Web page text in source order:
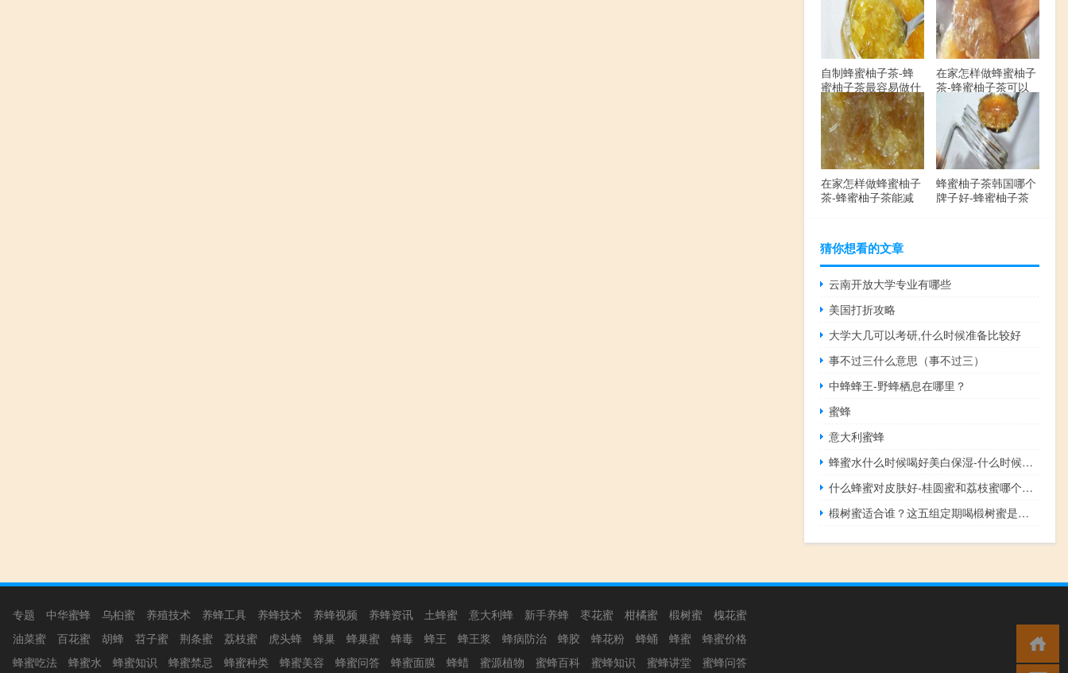
自制蜂蜜柚子茶-蜂
蜜柚子茶最容易做什
么？
在家怎样做蜂蜜柚子
茶-蜂蜜柚子茶可以
解酒吗？
在家怎样做蜂蜜柚子
茶-蜂蜜柚子茶能减
蜂蜜柚子茶韩国哪个
牌子好-蜂蜜柚子茶
猜你想看的文章
云南开放大学专业有哪些
美国打折攻略
大学大几可以考研,什么时候准备比较好
事不过三什么意思（事不过三）
中蜂蜂王-野蜂栖息在哪里？
蜜蜂
意大利蜜蜂
蜂蜜水什么时候喝好美白保湿-什么时候喝蜂蜜水最好？
什么蜂蜜对皮肤好-桂圆蜜和荔枝蜜哪个好？
椴树蜜适合谁？这五组定期喝椴树蜜是有好处的！
专题 中华蜜蜂 乌桕蜜 养殖技术 养蜂工具 养蜂技术 养蜂视频 养蜂资讯 土蜂蜜 意大利蜂 新手养蜂 枣花蜜 柑橘蜜 椴树蜜
槐花蜜
油菜蜜
百花蜜 胡蜂 苕子蜜 荆条蜜 荔枝蜜 虎头蜂 蜂巢 蜂巢蜜 蜂毒 蜂王 蜂王浆 蜂病防治 蜂胶 蜂花粉 蜂蛹 蜂蜜
蜂蜜价格
蜂蜜吃法
蜂蜜水 蜂蜜知识 蜂蜜禁忌 蜂蜜种类 蜂蜜美容 蜂蜜问答 蜂蜜面膜 蜂蜡 蜜源植物 蜜蜂百科 蜜蜂知识 蜜蜂讲堂 蜜蜂问答